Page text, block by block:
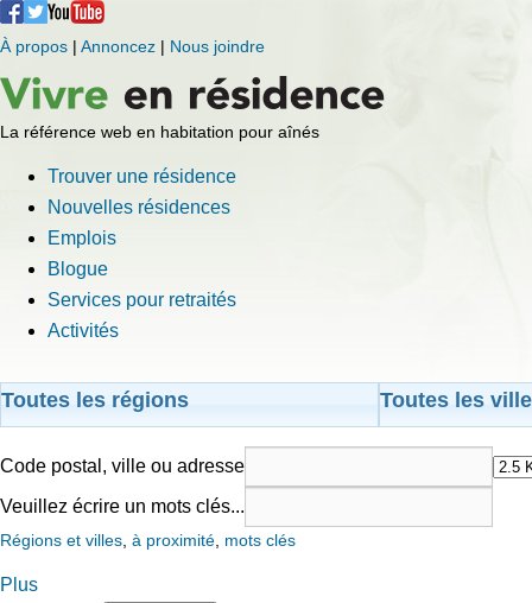
À propos | Annoncez | Nous joindre
La référence web en habitation pour aînés
Trouver une résidence
Nouvelles résidences
Emplois
Blogue
Services pour retraités
Activités
Toutes les régions Toutes les
Code postal, ville ou adresse
Veuillez écrire un mots clés...
Régions et villes à proximité mots clés
Plus